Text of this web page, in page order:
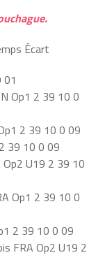
Écart
01
Op1 2 39 10 0
2 39 10 0 09
39 10 0 09
Op2 U19 2 39 10
Op1 2 39 10 0
2 39 10 0 09
FRA Op2 U19 2